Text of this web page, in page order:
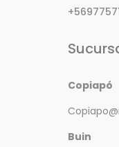
Copiapó
Buin